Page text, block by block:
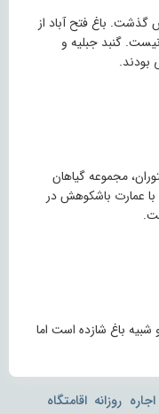
گذشت. باغ فتح آباد از
گنبد جبلیه و
بودند.
مجموعه گیاهان
با عمارت باشکوهش در
و شبیه باغ شازده است اما
روزانه اقامتگاه